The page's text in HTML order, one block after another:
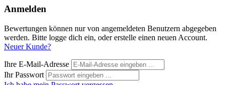
Anmelden
Bewertungen können nur von angemeldeten Benutzern abgegeben
werden. Bitte logge dich ein, oder erstelle einen neuen Account.
Neuer Kunde?
Ihre E-Mail-Adresse
Ihr Passwort